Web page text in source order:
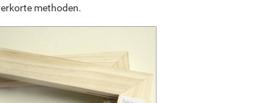
methoden.